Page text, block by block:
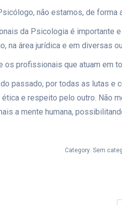
não estamos, de
da Psicologia é importante
na área jurídica e em diversas
profissionais que atuam em
passado, por todas as lutas e
ética e respeito pelo outro.
a mente humana,
Category: Sem